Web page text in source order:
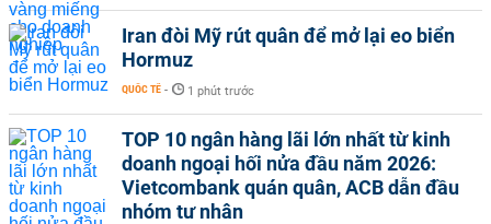
Iran đòi Mỹ rút quân để mở lại eo biển
Hormuz
QUỐC TẾ - 1 phút trước
TOP 10 ngân hàng lãi lớn nhất từ kinh
doanh ngoại hối nửa đầu năm 2026:
Vietcombank quán quân, ACB dẫn đầu
nhóm tư nhân